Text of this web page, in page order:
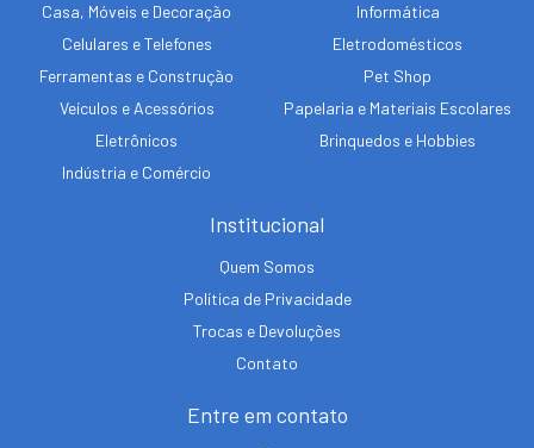
Casa, Móveis e Decoração
Celulares e Telefones
Ferramentas e Construção
Veículos e Acessórios
Eletrônicos
Indústria e Comércio
Informática
Eletrodomésticos
Pet Shop
Papelaria e Materiais Escolares
Brinquedos e Hobbies
Institucional
Quem Somos
Política de Privacidade
Trocas e Devoluções
Contato
Entre em contato